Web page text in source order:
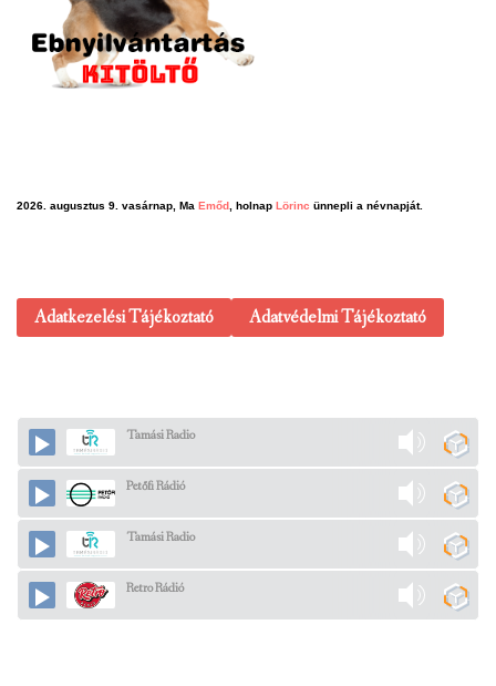
2026. augusztus 9. vasárnap, Ma Emőd , holnap Lörinc ünnepli a névnapját.
Adatkezelési Tájékoztató Adatvédelmi Tájékoztató
Tamási Radio
Petőfi Rádió
Tamási Radio
Retro Rádió